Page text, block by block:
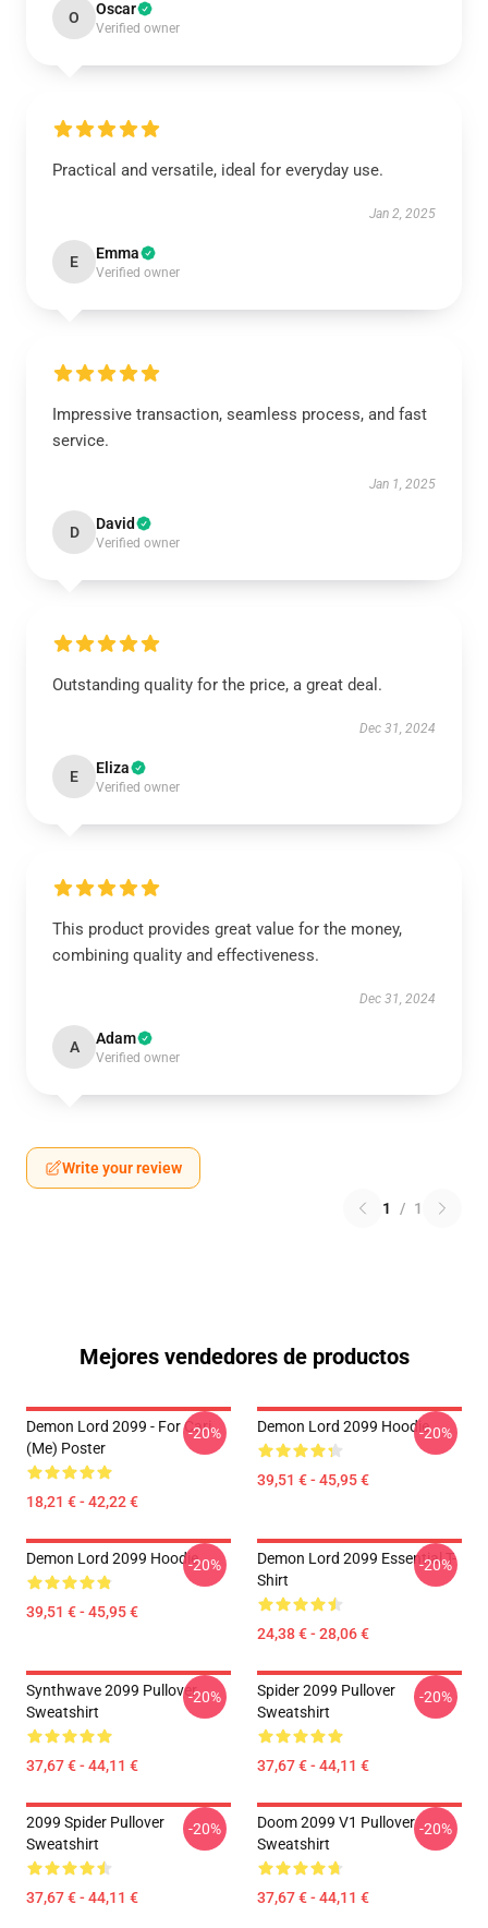
O Oscar
Verified owner
Practical and versatile, ideal for everyday use.
Jan 2, 2025
E Emma
Verified owner
Impressive transaction, seamless process, and fast
service.
Jan 1, 2025
D David
Verified owner
Outstanding quality for the price, a great deal.
Dec 31, 2024
E Eliza
Verified owner
This product provides great value for the money,
combining quality and effectiveness.
Dec 31, 2024
A Adam
Verified owner
Write your review
1 / 1
Mejores vendedores de productos
Demon Lord 2099 - For Cari
(me) Poster
18,21 € - 42,22 €
-20% Demon Lord 2099 Hoodie
39,51 € - 45,95 €
-20%
Demon Lord 2099 Hoodie
39,51 € - 45,95 €
-20%
Demon Lord 2099 Essential T-
Shirt
24,38 € - 28,06 €
-20%
Synthwave 2099 Pullover
Sweatshirt
37,67 € - 44,11 €
-20%
Spider 2099 Pullover
Sweatshirt
37,67 € - 44,11 €
-20%
2099 Spider Pullover
Sweatshirt
37,67 € - 44,11 €
-20%
Doom 2099 V1 Pullover
Sweatshirt
37,67 € - 44,11 €
-20%